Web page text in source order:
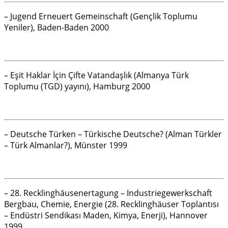
– Jugend Erneuert Gemeinschaft (Gençlik Toplumu
Yeniler), Baden-Baden 2000
– Eşit Haklar İçin Çifte Vatandaşlık (Almanya Türk
Toplumu (TGD) yayını), Hamburg 2000
– Deutsche Türken – Türkische Deutsche? (Alman Türkler
– Türk Almanlar?), Münster 1999
– 28. Recklinghäusenertagung – Industriegewerkschaft
Bergbau, Chemie, Energie (28. Recklinghäuser Toplantısı
– Endüstri Sendikası Maden, Kimya, Enerji), Hannover